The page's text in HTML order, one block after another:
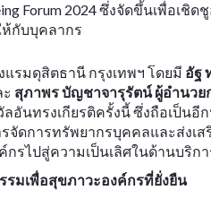
Forum 2024 ซึ่งจัดขึ้นเพื่อเ
กับบุคลากร
รมดุสิตธานี กรุงเทพฯ โดยมี อัฐ
สุภาพร บัญชาจารุรัตน์ ผู้อำนวย
ลอันทรงเกียรติครั้งนี้ ซึ่งถือเป็
จัดการทรัพยากรบุคคลและส่ง
รไปสู่ความเป็นเลิศในด้านบริก
รมเพื่อสุขภาวะองค์กรที่ยั่งยืน